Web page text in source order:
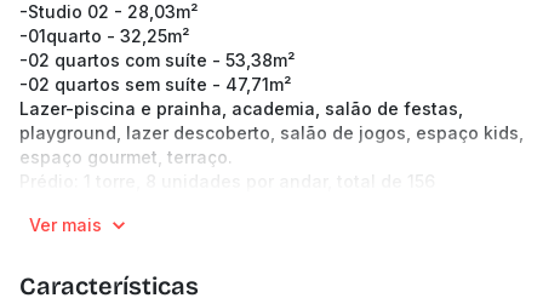
-Studio 02 - 28,03m²
-01quarto - 32,25m²
-02 quartos com suíte - 53,38m²
-02 quartos sem suíte - 47,71m²
Lazer-piscina e prainha, academia, salão de festas,
playground, lazer descoberto, salão de jogos, espaço kids,
espaço gourmet, terraço.
Prédio: 1 torre, 8 unidades por andar, total de 156
eclusa, bicicletário, lavanderia, mini mercado.
Ver mais
Características